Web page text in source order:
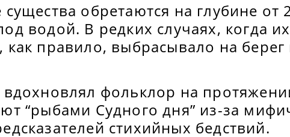
обретаются на глубине от
водой. В редких случаях, когда
правило, выбрасывало на
фольклор на
“рыбами Судного дня” из-за
стихийных бедствий.